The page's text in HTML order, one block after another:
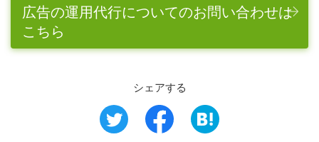
広告の運用代行についてのお問い合わせは
こちら
シェアする